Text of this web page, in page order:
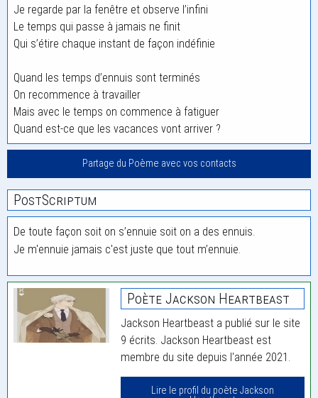
Je regarde par la fenêtre et observe l’infini
Le temps qui passe à jamais ne finit
Qui s’étire chaque instant de façon indéfinie
Quand les temps d’ennuis sont terminés
On recommence à travailler
Mais avec le temps on commence à fatiguer
Quand est-ce que les vacances vont arriver ?
Partage du Poème avec vos contacts
PostScriptum
De toute façon soit on s’ennuie soit on a des ennuis.
Je m'ennuie jamais c'est juste que tout m’ennuie.
Poète Jackson Heartbeast
Jackson Heartbeast a publié sur le site
9 écrits. Jackson Heartbeast est
membre du site depuis l'année 2021.
Lire le profil du poète Jackson